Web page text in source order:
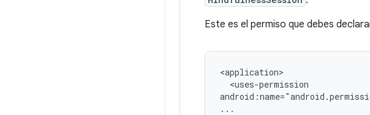
Este es el permiso que debes
<uses-permission
...